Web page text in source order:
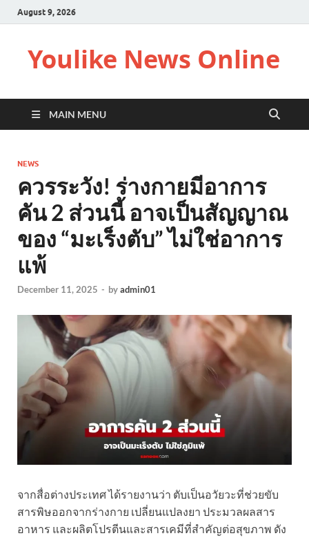
August 9, 2026
Youlike News Online
MAIN MENU
NEWS
ควรระวัง! ร่างกายมีอาการ
คัน 2 ส่วนนี้ อาจเป็นสัญญาณ
ของ “มะเร็งตับ” ไม่ใช่อาการ
แพ้
December 11, 2025 - byadmin01
จากสื่อต่างประเทศ ได้รายงานว่า ตับเป็นอวัยวะที่ช่วยขับ
สารพิษออกจากร่างกาย เปลี่ยนแปลงยา ประมวลผลสาร
อาหาร และผลิตโปรตีนและสารเคมีที่สำคัญต่อสุขภาพ ดัง